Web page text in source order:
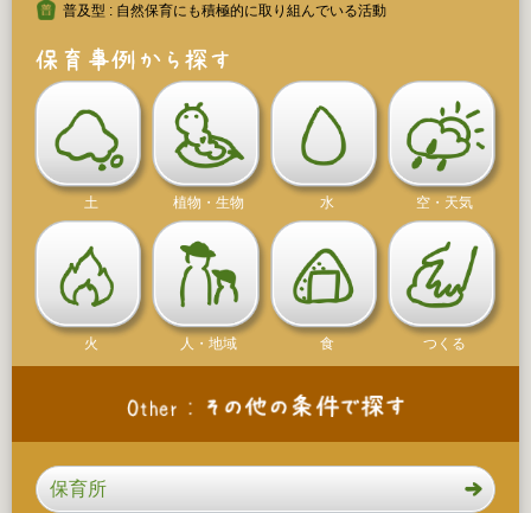
普及型 : 自然保育にも積極的に取り組んでいる活動
土 植物・生物 水 空・天気
火 人・地域 食 つくる
保育所